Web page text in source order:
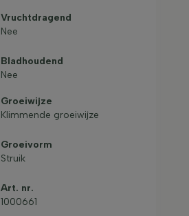
Vruchtdragend
Nee
Bladhoudend
Nee
Groeiwijze
Klimmende groeiwijze
Groeivorm
Struik
Art. nr.
1000661